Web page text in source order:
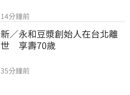
14分鐘前
新／永和豆漿創始人在台北離
世　享壽70歲
35分鐘前